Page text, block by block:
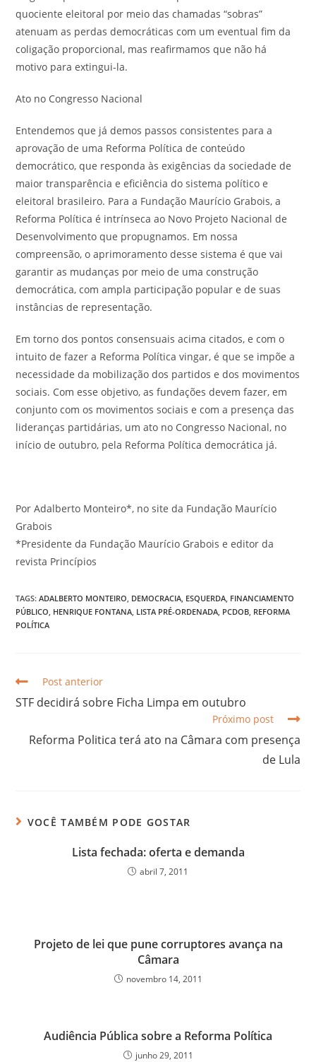
quociente eleitoral por meio das chamadas “sobras”
atenuam as perdas democráticas com um eventual fim da
coligação proporcional, mas reafirmamos que não há
motivo para extingui-la.
Ato no Congresso Nacional
Entendemos que já demos passos consistentes para a
aprovação de uma Reforma Política de conteúdo
democrático, que responda às exigências da sociedade de
maior transparência e eficiência do sistema político e
eleitoral brasileiro. Para a Fundação Maurício Grabois, a
Reforma Política é intrínseca ao Novo Projeto Nacional de
Desenvolvimento que propugnamos. Em nossa
compreensão, o aprimoramento desse sistema é que vai
garantir as mudanças por meio de uma construção
democrática, com ampla participação popular e de suas
instâncias de representação.
Em torno dos pontos consensuais acima citados, e com o
intuito de fazer a Reforma Política vingar, é que se impõe a
necessidade da mobilização dos partidos e dos movimentos
sociais. Com esse objetivo, as fundações devem fazer, em
conjunto com os movimentos sociais e com a presença das
lideranças partidárias, um ato no Congresso Nacional, no
início de outubro, pela Reforma Política democrática já.
Por Adalberto Monteiro*, no site da Fundação Maurício
Grabois
*Presidente da Fundação Maurício Grabois e editor da
revista Princípios
TAGS:ADALBERTO MONTEIRO DEMOCRACIA ESQUERDA FINANCIAMENTO
PÚBLICO HENRIQUE FONTANA LISTA PRÉ-ORDENADA PCDOB REFORMA
POLÍTICA
Post anterior
STF decidirá sobre Ficha Limpa em outubro
Próximo post
Reforma Politica terá ato na Câmara com presença
de Lula
VOCÊ TAMBÉM PODE GOSTAR
Lista fechada: oferta e demanda
abril 7, 2011
Projeto de lei que pune corruptores avança na
Câmara
novembro 14, 2011
Audiência Pública sobre a Reforma Política
junho 29, 2011